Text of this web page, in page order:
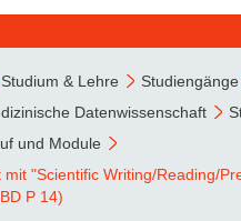
Studium & Lehre
Studiengänge
Datenwissenschaft
und Module
mit "Scientific Writing/Reading/
P 14)